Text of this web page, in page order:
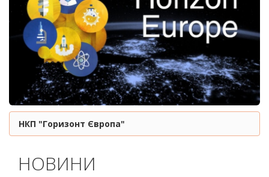
НКП "Горизонт Європа"
НОВИНИ